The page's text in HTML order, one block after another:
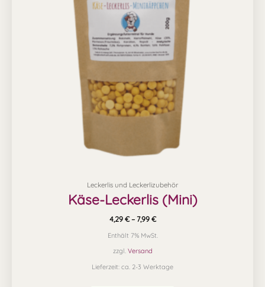
Leckerlis und Leckerlizubehör
Käse-Leckerlis (Mini)
4,29 € – 7,99 €
Enthält 7% MwSt.
zzgl. Versand
Lieferzeit: ca. 2-3 Werktage
Optionen
können
auf
der
Produktseite
gewählt
werden